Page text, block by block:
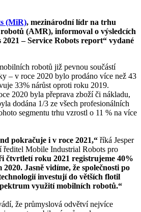
(MiR), mezinárodní lídr na trhu
(AMR), informoval o výsledcích
– Service Robots report“ vydané
robotů již pevnou součástí
– v roce 2020 bylo prodáno více než 43
33% nárůst oproti roku 2019.
2020 byla přeprava zboží či nákladu,
dodána 1/3 ze všech profesionálních
segmentu trhu vzrostl o 11 % na více
pokračuje i v roce 2021,“ říká Jesper
ředitel Mobile Industrial Robots pro
čtvrtletí roku 2021 registrujeme 40%
Jasně vidíme, že společnosti po
investují do větších flotil
využití mobilních robotů.“
že průmyslová odvětví nejvíce